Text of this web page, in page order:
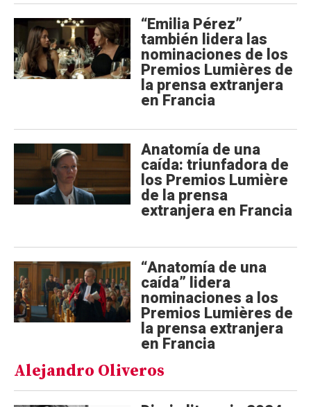
“Emilia Pérez”
también lidera las
nominaciones de los
Premios Lumières de
la prensa extranjera
en Francia
Anatomía de una
caída: triunfadora de
los Premios Lumière
de la prensa
extranjera en Francia
“Anatomía de una
caída” lidera
nominaciones a los
Premios Lumières de
la prensa extranjera
en Francia
Alejandro Oliveros